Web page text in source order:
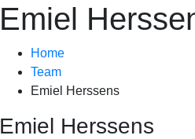
Emiel
Home
Team
Emiel Herssens
Emiel Herssens